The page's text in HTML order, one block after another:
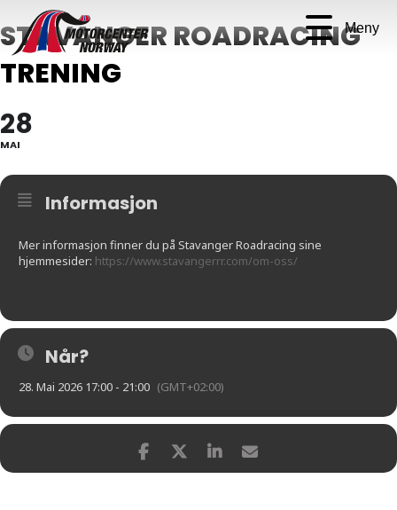
Meny
STAVANGER ROADRACING
TRENING
28
MAI
Informasjon
Mer informasjon finner du på Stavanger Roadracing sine
hjemmesider: https://www.stavangerrr.com/om-oss/
Når?
28. Mai 2026 17:00 - 21:00 (GMT+02:00)